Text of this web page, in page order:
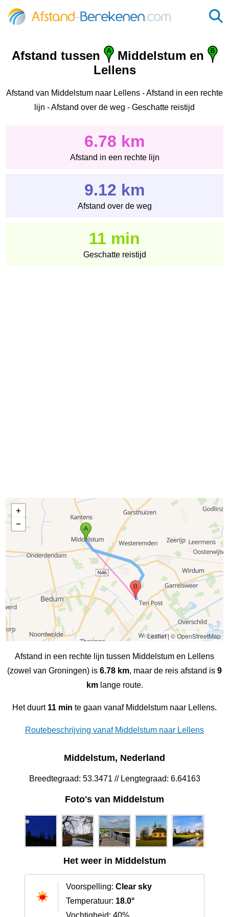
Afstand tussen
Middelstum en
Lellens
Afstand van Middelstum naar Lellens - Afstand in een rechte
lijn - Afstand over de weg - Geschatte reistijd
6.78 km
Afstand in een rechte lijn
9.12 km
Afstand over de weg
11 min
Geschatte reistijd
Leaflet| © OpenStreetMap
Afstand in een rechte lijn tussen Middelstum en Lellens
(zowel van Groningen) is 6.78 km, maar de reis afstand is 9
kmlange route.
Het duurt 11 min te gaan vanaf Middelstum naar Lellens.
Routebeschrijving vanaf Middelstum naar Lellens
Middelstum, Nederland
Breedtegraad: 53.3471 // Lengtegraad: 6.64163
Foto's van Middelstum
Het weer in Middelstum
Voorspelling: Clear sky
Temperatuur: 18.0°